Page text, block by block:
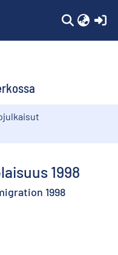
1998
1998